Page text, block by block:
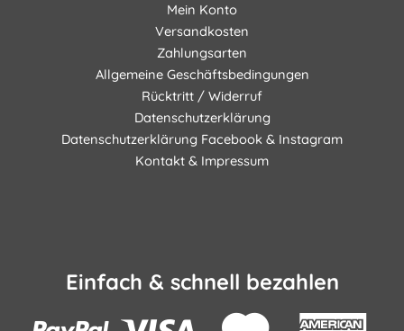
Mein Konto
Versandkosten
Zahlungsarten
Allgemeine Geschäftsbedingungen
Rücktritt / Widerruf
Datenschutzerklärung
Datenschutzerklärung Facebook & Instagram
Kontakt & Impressum
Einfach & schnell bezahlen